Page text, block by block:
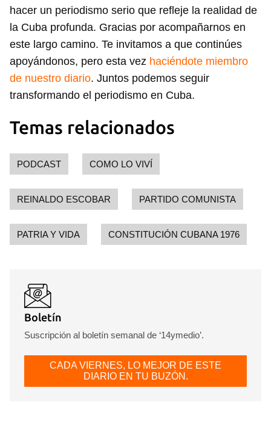
hacer un periodismo serio que refleje la realidad de
la Cuba profunda. Gracias por acompañarnos en
este largo camino. Te invitamos a que continúes
apoyándonos, pero esta vez haciéndote miembro
de nuestro diario. Juntos podemos seguir
transformando el periodismo en Cuba.
Temas relacionados
PODCAST COMO LO VIVÍ
REINALDO ESCOBAR PARTIDO COMUNISTA
PATRIA Y VIDA CONSTITUCIÓN CUBANA 1976
Boletín
Suscripción al boletín semanal de ‘14ymedio’.
CADA VIERNES, LO MEJOR DE ESTE
DIARIO EN TU BUZÓN.